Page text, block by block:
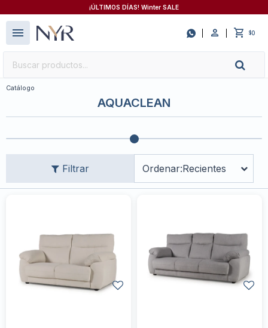
¡ÚLTIMOS DÍAS! Winter SALE
 $0
menu
Catálogo
AQUACLEAN
Recientes
close